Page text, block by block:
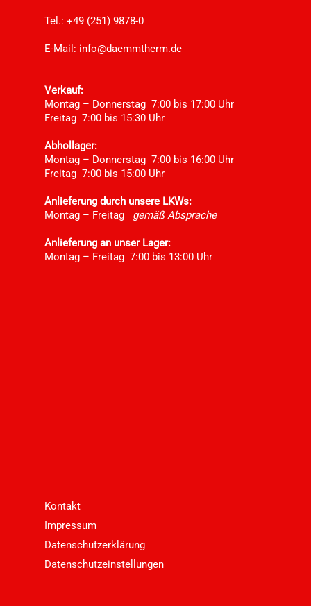
Tel.: +49 (251) 9878-0
E-Mail: info@daemmtherm.de
Verkauf:
Montag – Donnerstag 7:00 bis 17:00 Uhr
Freitag 7:00 bis 15:30 Uhr
Abhollager:
Montag – Donnerstag 7:00 bis 16:00 Uhr
Freitag 7:00 bis 15:00 Uhr
Anlieferung durch unsere LKWs:
Montag – Freitag gemäß Absprache
Anlieferung an unser Lager:
Montag – Freitag 7:00 bis 13:00 Uhr
Kontakt
Impressum
Datenschutzerklärung
Datenschutzeinstellungen